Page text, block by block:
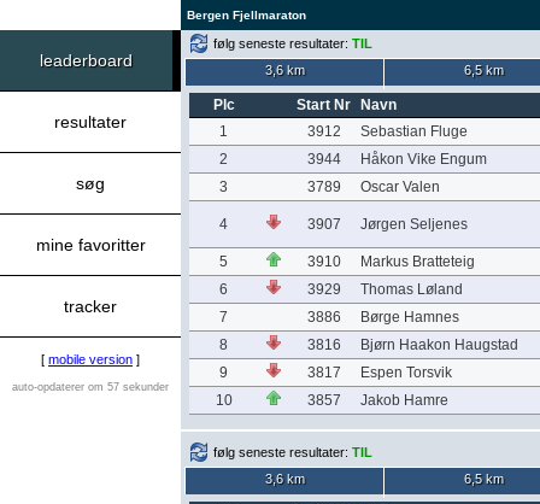
Bergen Fjellmaraton
leaderboard
resultater
søg
mine favoritter
tracker
[ mobile version ]
auto-opdaterer om 57 sekunder
følg seneste resultater: TIL
3,6 km
6,5 km
Plc Start Nr
Navn
1
3912
Sebastian Fluge
2
3944
Håkon Vike Engum
3
3789 Oscar Valen
4 3907 Jørgen Seljenes
5 3910
Markus Bratteteig
6
3929
Thomas Løland
7
3886
Børge Hamnes
8
3816
Bjørn Haakon Haugstad
9
3817
Espen Torsvik
10
3857 Jakob Hamre
følg seneste resultater: TIL
3,6 km
6,5 km